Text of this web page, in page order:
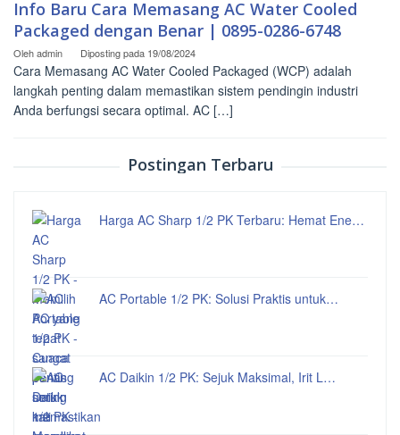
Info Baru Cara Memasang AC Water Cooled
Packaged dengan Benar | 0895-0286-6748
Olehadmin Diposting pada 19/08/2024
Cara Memasang AC Water Cooled Packaged (WCP) adalah
langkah penting dalam memastikan sistem pendingin industri
Anda berfungsi secara optimal. AC […]
Postingan Terbaru
Harga AC Sharp 1/2 PK Terbaru: Hemat Ene…
AC Portable 1/2 PK: Solusi Praktis untuk…
AC Daikin 1/2 PK: Sejuk Maksimal, Irit L…